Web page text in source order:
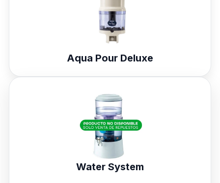
Aqua Pour Deluxe
Water System